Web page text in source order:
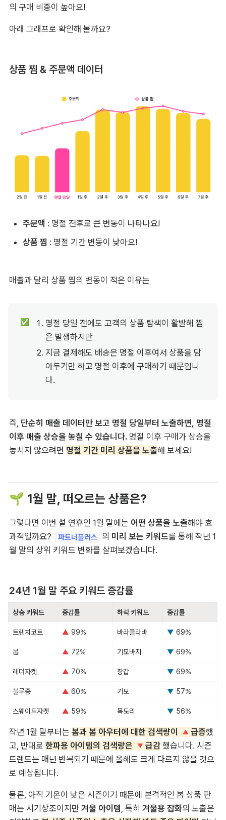
의 구매 비중이 높아요!
아래 그래프로 확인해 볼까요?
상품 찜 & 주문액 데이터
주문액 : 명절 전후로 큰 변동이 나타나요!
상품 찜 : 명절 기간 변동이 낮아요!
매출과 달리 상품 찜의 변동이 적은 이유는
✅
명절 당일 전에도 고객의 상품 탐색이 활발해 찜
은 발생하지만
지금 결제해도 배송은 명절 이후여서 상품을 담
아두기만 하고 명절 이후에 구매하기 때문입니
다.
즉, 단순히 매출 데이터만 보고 명절 당일부터 노출하면, 명절
이후 매출 상승을 놓칠 수 있습니다. 명절 이후 구매가 상승을
놓치지 않으려면 명절 기간 미리 상품을 노출해 보세요!
🌱 1월 말, 떠오르는 상품은?
그렇다면 이번 설 연휴인 1월 말에는 어떤 상품을 노출해야 효
과적일까요?
파트너플러스 의 미리 보는 키워드를 통해 작년 1
월 말의 상위 키워드 변화를 살펴보겠습니다.
24년 1월 말 주요 키워드 증감률
상승 키워드 증감률 하락 키워드 증감률
트렌치코트 ▲ 99% 바라클라바 ▼ 69%
봄 ▲ 72% 기모바지 ▼ 69%
레더자켓 ▲ 70% 장갑 ▼ 69%
블루종 ▲ 60% 기모 ▼ 57%
스웨이드자켓 ▲ 59% 목도리 ▼ 56%
작년 1월 말부터는 봄과 봄 아우터에 대한 검색량이 🔺급증했
고, 반대로 한파용 아이템의 검색량은 🔻급감 했습니다. 시즌
트렌드는 매년 반복되기 때문에 올해도 크게 다르지 않을 것으
로 예상됩니다.
물론, 아직 기온이 낮은 시즌이기 때문에 본격적인 봄 상품 판
매는 시기상조이지만 겨울 아이템, 특히 겨울용 잡화의 노출은